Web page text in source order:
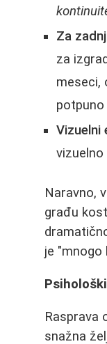
Za
za
meseci,
potpuno
Vizuelni
Naravno,
građu
je "mnogo
Rasprava
snažna